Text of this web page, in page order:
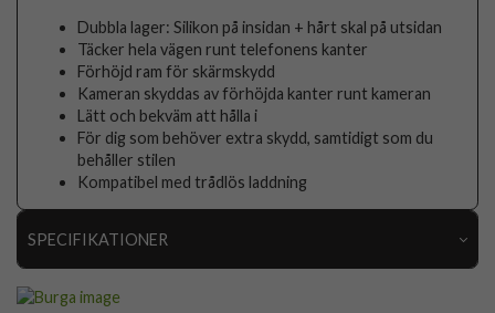
Dubbla lager: Silikon på insidan + hårt skal på utsidan
Täcker hela vägen runt telefonens kanter
Förhöjd ram för skärmskydd
Kameran skyddas av förhöjda kanter runt kameran
Lätt och bekväm att hålla i
För dig som behöver extra skydd, samtidigt som du
behåller stilen
Kompatibel med trådlös laddning
SPECIFIKATIONER